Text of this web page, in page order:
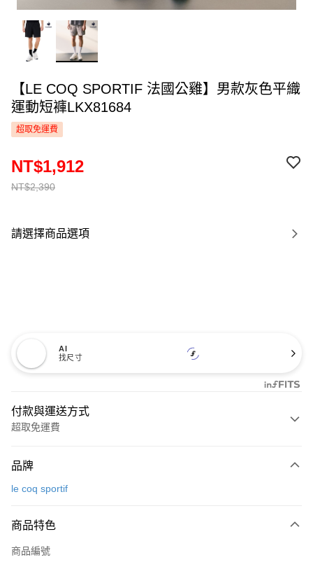
【LE COQ SPORTIF 法國公雞】男款灰色平織
運動短褲LKX81684
超取免運費
NT$2,390
NT$1,912
請選擇商品選項
AI
找尺寸
付款與運送方式
超取免運費
信用卡一次付款
LINE Pay
Apple Pay
品牌
le coq sportif
商品特色
商品編號